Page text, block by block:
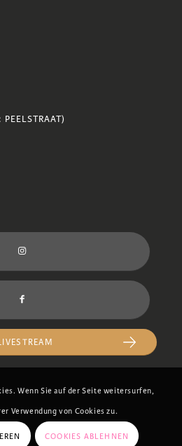
Wenn Sie auf der Seite weitersurfen,
Verwendung von Cookies zu.
COOKIES ABLEHNEN